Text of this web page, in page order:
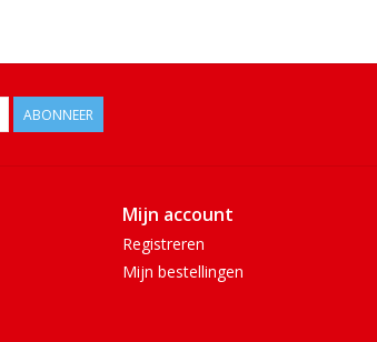
ABONNEER
Mijn account
Registreren
Mijn bestellingen